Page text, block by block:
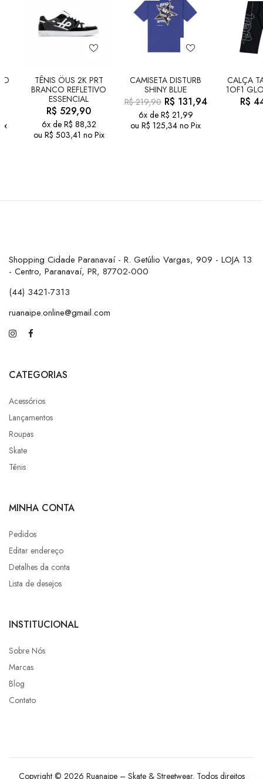
TÊNIS ÖUS 2K PRT
BRANCO REFLETIVO
ESSENCIAL
R$ 529,90
6x de R$ 88,32
ou R$ 503,41 no Pix
CAMISETA DISTURB
SHINY BLUE
R$219,90 R$ 131,94
6x de R$ 21,99
ou R$ 125,34 no Pix
CALÇA
1OF1
R$
Shopping Cidade Paranavaí - R. Getúlio Vargas, 909 - LOJA 13
- Centro, Paranavaí, PR, 87702-000
(44) 3421-7313
ruanaipe.online@gmail.com
CATEGORIAS
Acessórios
Lançamentos
Roupas
Skate
Tênis
MINHA CONTA
Pedidos
Editar endereço
Detalhes da conta
Lista de desejos
INSTITUCIONAL
Sobre Nós
Marcas
Blog
Contato
Copyright © 2026 Ruanaipe – Skate & Streetwear. Todos direitos